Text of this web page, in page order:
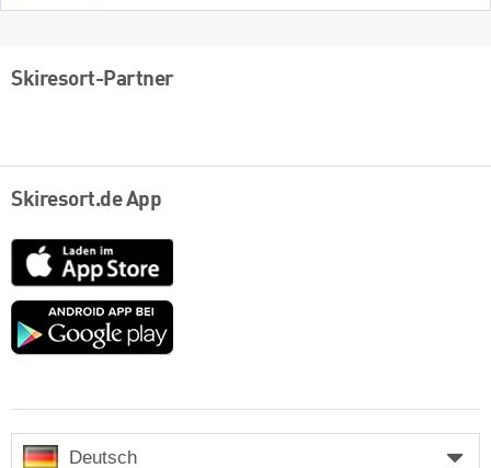
Skiresort-Partner
Skiresort.de App
App
Store
Google
Deutsch